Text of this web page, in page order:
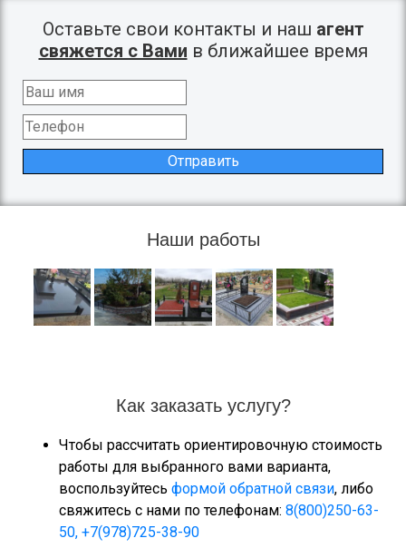
Оставьте свои контакты и наш агент
свяжется с Вами в ближайшее время
Отправить
Наши работы
Как заказать услугу?
Чтобы рассчитать ориентировочную стоимость
работы для выбранного вами варианта,
воспользуйтесь формой обратной связи, либо
свяжитесь с нами по телефонам: 8(800)250-63-
50, +7(978)725-38-90